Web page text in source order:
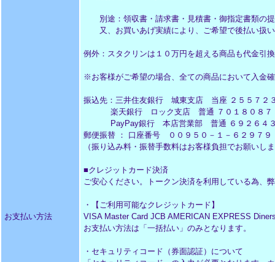
お支払い方法
別途：領収書・請求書・見積書・御指定書類の提
又、お買いあげ実績により、ご希望で後払い扱い
例外：スタクリンは１０万円を超える商品も代金引
※お客様がご希望の場合、全ての商品において入金
振込先：三井住友銀行 城東支店 当座 ２５５７
楽天銀行 ロック支店 普通 ７０１８０８７
PayPay銀行 本店営業部 普通 ６９２６４３
郵便振替 ： 口座番号 ００９５０－１－６２９７
（振り込み料・振替手数料はお客様負担でお願い
■クレジットカード決済
ご安心ください。トークン決済を利用している為、
・【ご利用可能なクレジットカード】
VISA Master Card JCB AMERICAN EXPRESS
お支払い方法は「一括払い」のみとなります。
・セキュリティコード（券面認証）について